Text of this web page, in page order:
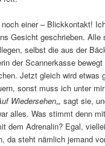
einer – Blickkontakt!
Gesicht geschrieben. Alle
selbst die aus der
der Scannerkasse
Jetzt gleich wird etwas
sonst muss ich unter
Wiedersehen„, sagt sie,
alles. Was stimmt denn
dem Adrenalin? Egal,
da steht nämlich jemand